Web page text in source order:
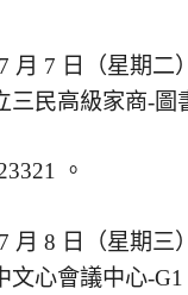
月 7 日（星期二
三民高級家商-
。
月 8 日（星期三
文心會議中心-